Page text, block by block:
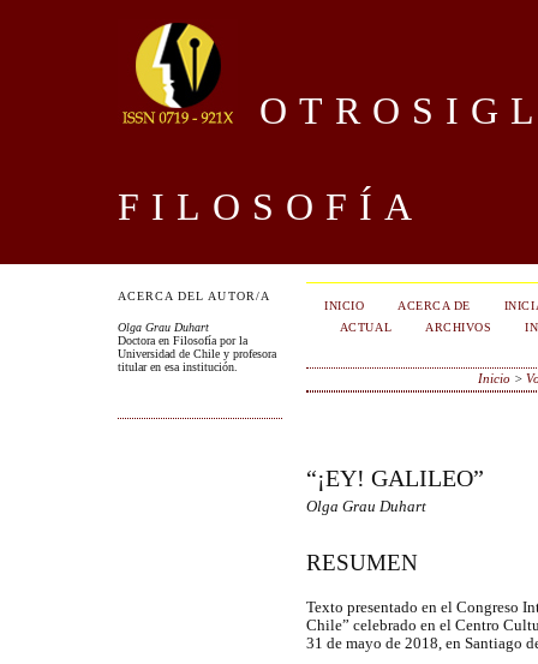
FILOSOFÍA
ACERCA DEL AUTOR/A
Olga Grau Duhart
Doctora en Filosofía por la
Universidad de Chile y profesora
titular en esa institución.
INICIO ACERCA DE
ACTUAL
ARCHIVOS
Inicio>
“¡EY! GALILEO”
Olga Grau Duhart
RESUMEN
Texto presentado en el Congreso
Chile” celebrado en el Centro
31 de mayo de 2018, en Santiago